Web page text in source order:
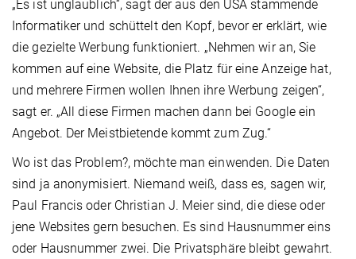
„Es ist unglaublich“, sagt der aus den USA stammende
Informatiker und schüttelt den Kopf, bevor er erklärt, wie
die gezielte Werbung funktioniert. „Nehmen wir an, Sie
kommen auf eine Website, die Platz für eine Anzeige hat,
und mehrere Firmen wollen Ihnen ihre Werbung zeigen“,
sagt er. „All diese Firmen machen dann bei Google ein
Angebot. Der Meistbietende kommt zum Zug.“
Wo ist das Problem?, möchte man einwenden. Die Daten
sind ja anonymisiert. Niemand weiß, dass es, sagen wir,
Paul Francis oder Christian J. Meier sind, die diese oder
jene Websites gern besuchen. Es sind Hausnummer eins
oder Hausnummer zwei. Die Privatsphäre bleibt gewahrt.